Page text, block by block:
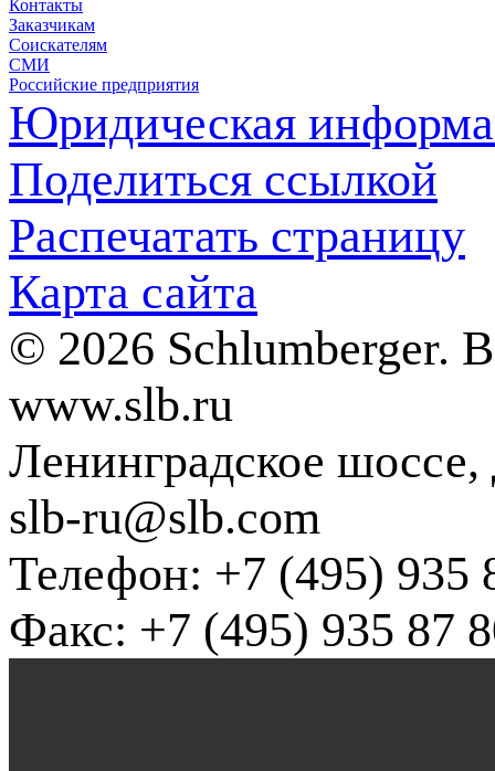
Контакты
Заказчикам
Соискателям
СМИ
Российские предприятия
Юридическая
Поделиться ссылкой
Распечатать страницу
Карта сайта
© 2026 Schlumberger.
www.slb.ru
Ленинградское
slb-ru@slb.com
Телефон: +7 (495) 935
Факс: +7 (495) 935 87